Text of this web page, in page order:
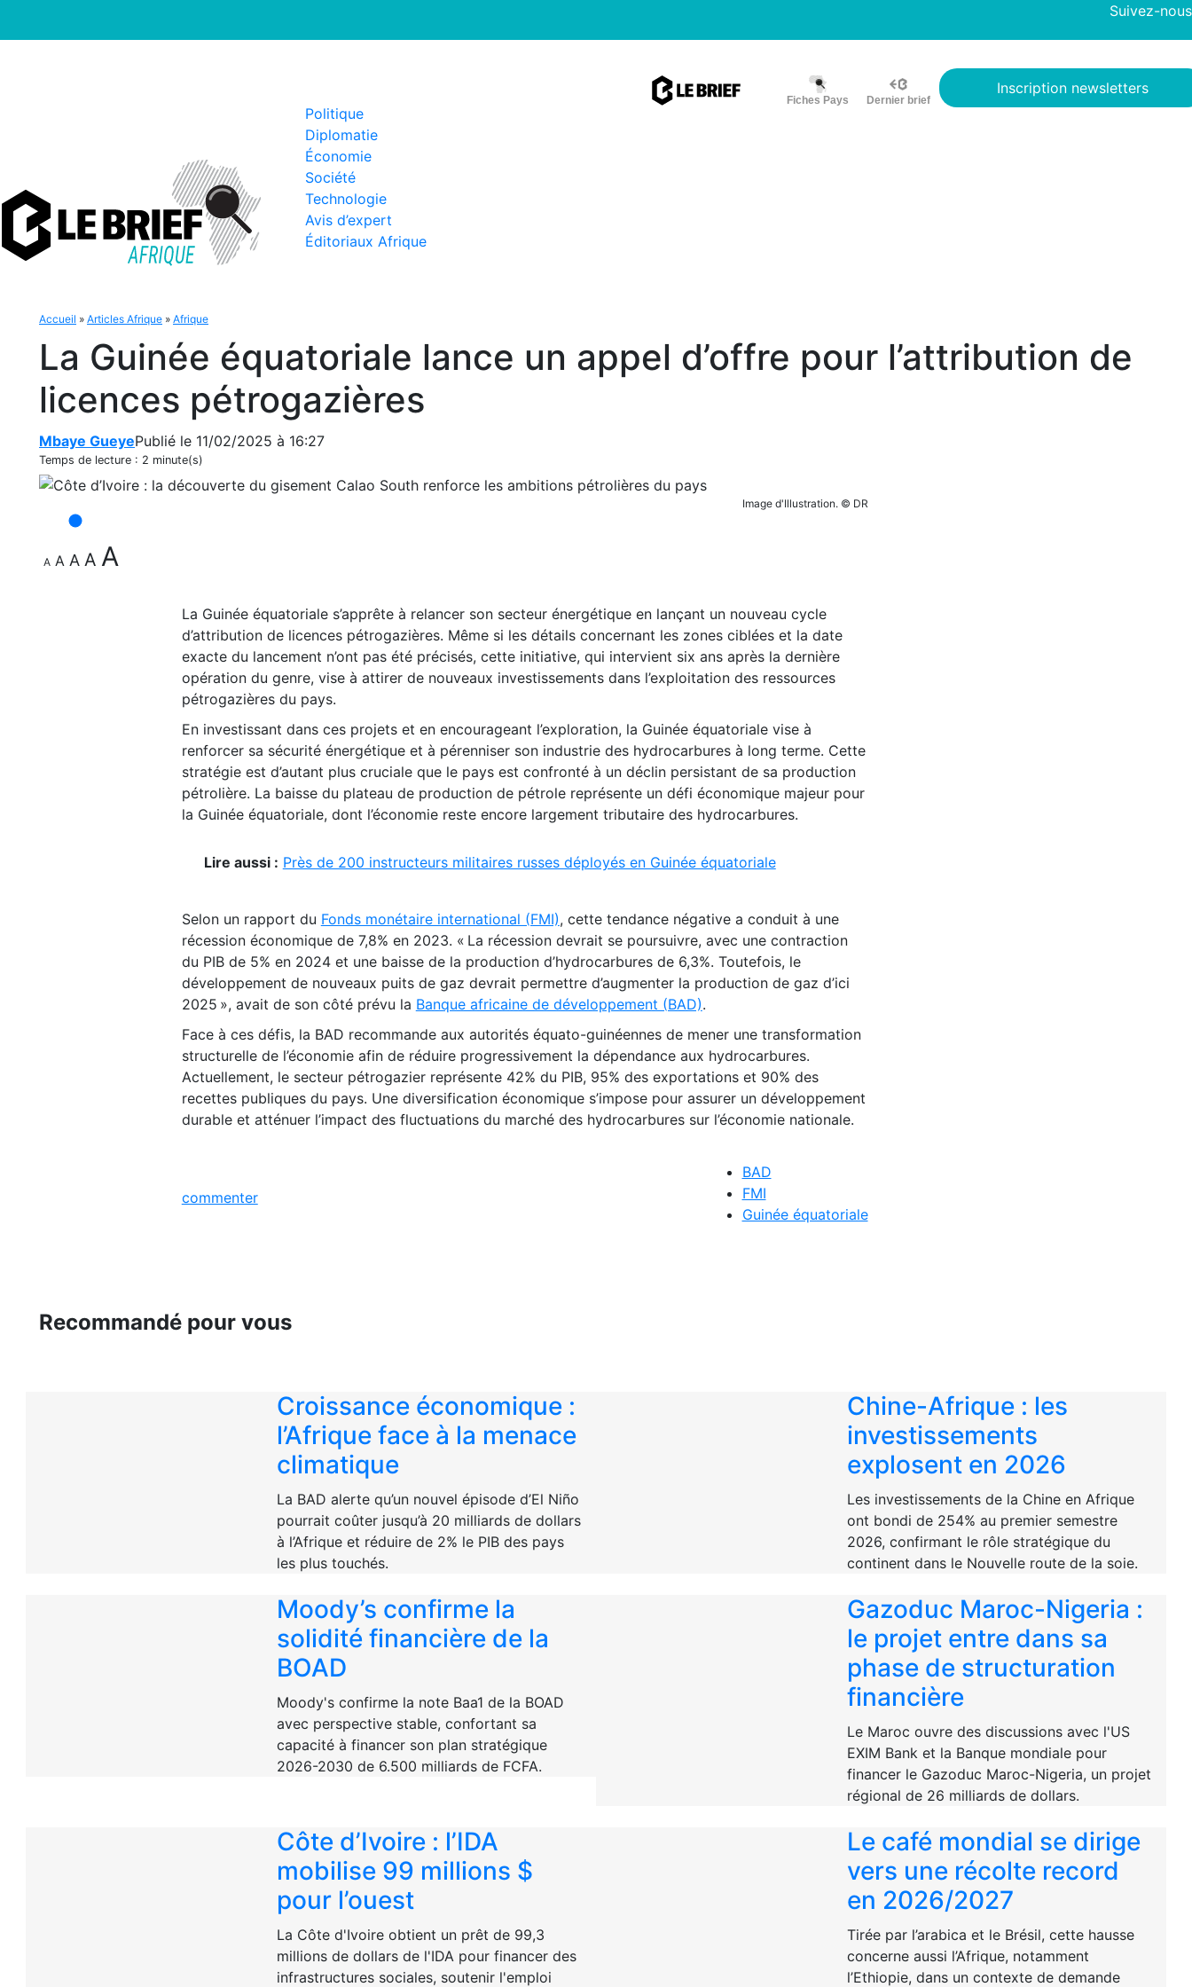
Suivez-nous
Fiches Pays Dernier brief
Inscription newsletters
Politique
Diplomatie
Économie
Société
Technologie
Avis d’expert
Éditoriaux Afrique
Accueil » Articles Afrique » Afrique
La Guinée équatoriale lance un appel d’offre pour l’attribution de
licences pétrogazières
Mbaye GueyePublié le 11/02/2025 à 16:27
Temps de lecture : 2 minute(s)
Image d'Illustration. © DR
A A A A A
La Guinée équatoriale s’apprête à relancer son secteur énergétique en lançant un nouveau cycle
d’attribution de licences pétrogazières. Même si les détails concernant les zones ciblées et la date
exacte du lancement n’ont pas été précisés, cette initiative, qui intervient six ans après la dernière
opération du genre, vise à attirer de nouveaux investissements dans l’exploitation des ressources
pétrogazières du pays.
En investissant dans ces projets et en encourageant l’exploration, la Guinée équatoriale vise à
renforcer sa sécurité énergétique et à pérenniser son industrie des hydrocarbures à long terme. Cette
stratégie est d’autant plus cruciale que le pays est confronté à un déclin persistant de sa production
pétrolière. La baisse du plateau de production de pétrole représente un défi économique majeur pour
la Guinée équatoriale, dont l’économie reste encore largement tributaire des hydrocarbures.
Lire aussi : Près de 200 instructeurs militaires russes déployés en Guinée équatoriale
Selon un rapport du Fonds monétaire international (FMI), cette tendance négative a conduit à une
récession économique de 7,8% en 2023. « La récession devrait se poursuivre, avec une contraction
du PIB de 5% en 2024 et une baisse de la production d’hydrocarbures de 6,3%. Toutefois, le
développement de nouveaux puits de gaz devrait permettre d’augmenter la production de gaz d’ici
2025 », avait de son côté prévu la Banque africaine de développement (BAD).
Face à ces défis, la BAD recommande aux autorités équato-guinéennes de mener une transformation
structurelle de l’économie afin de réduire progressivement la dépendance aux hydrocarbures.
Actuellement, le secteur pétrogazier représente 42% du PIB, 95% des exportations et 90% des
recettes publiques du pays. Une diversification économique s’impose pour assurer un développement
durable et atténuer l’impact des fluctuations du marché des hydrocarbures sur l’économie nationale.
commenter
BAD
FMI
Guinée équatoriale
Recommandé pour vous
Croissance économique :
l’Afrique face à la menace
climatique
La BAD alerte qu’un nouvel épisode d’El Niño
pourrait coûter jusqu’à 20 milliards de dollars
à l’Afrique et réduire de 2% le PIB des pays
les plus touchés.
Chine-Afrique : les
investissements
explosent en 2026
Les investissements de la Chine en Afrique
ont bondi de 254% au premier semestre
2026, confirmant le rôle stratégique du
continent dans le Nouvelle route de la soie.
Moody’s confirme la
solidité financière de la
BOAD
Moody's confirme la note Baa1 de la BOAD
avec perspective stable, confortant sa
capacité à financer son plan stratégique
2026-2030 de 6.500 milliards de FCFA.
Gazoduc Maroc-Nigeria :
le projet entre dans sa
phase de structuration
financière
Le Maroc ouvre des discussions avec l'US
EXIM Bank et la Banque mondiale pour
financer le Gazoduc Maroc-Nigeria, un projet
régional de 26 milliards de dollars.
Côte d’Ivoire : l’IDA
mobilise 99 millions $
pour l’ouest
La Côte d'Ivoire obtient un prêt de 99,3
millions de dollars de l'IDA pour financer des
infrastructures sociales, soutenir l'emploi
Le café mondial se dirige
vers une récolte record
en 2026/2027
Tirée par l’arabica et le Brésil, cette hausse
concerne aussi l’Afrique, notamment
l’Ethiopie, dans un contexte de demande